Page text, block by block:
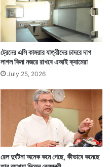
ট্রেনের এসি কামরার যাত্রীদের চাদরে দাগ
লাগল কিনা নজরে রাখবে এআই ক্যামেরা
July 25, 2026
রেল দুর্ঘটনা অনেক কমে গেছে, কীভাবে কমেছে